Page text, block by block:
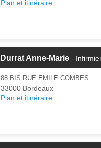
Plan et itinéraire
Durrat Anne-Marie -
88 BIS RUE EMILE COMBES
33000 Bordeaux
Plan et itinéraire